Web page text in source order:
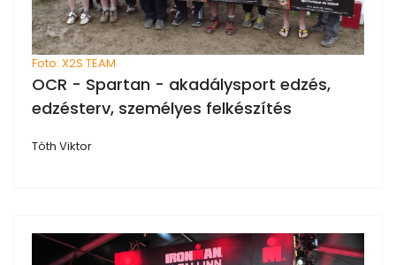
Foto: X2S TEAM
OCR - Spartan - akadálysport edzés,
edzésterv, személyes felkészítés
Tóth Viktor